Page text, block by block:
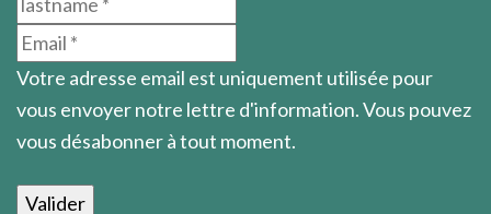
Votre adresse email est uniquement utilisée pour
vous envoyer notre lettre d'information. Vous pouvez
vous désabonner à tout moment.